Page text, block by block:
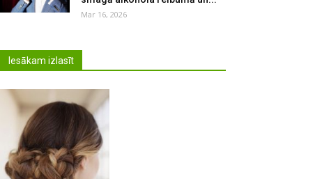
Mar 16, 2026
Iesākam izlasīt